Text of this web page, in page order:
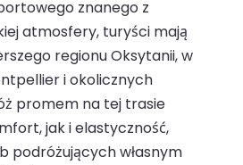
znanego z
atmosfery, turyści mają
regionu Oksytanii, w
i okolicznych
promem na tej trasie
jak i elastyczność,
podróżujących własnym